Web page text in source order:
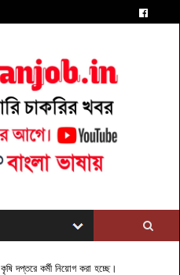
কৃষি দপ্তরে কর্মী নিয়োগ করা হচ্ছে।